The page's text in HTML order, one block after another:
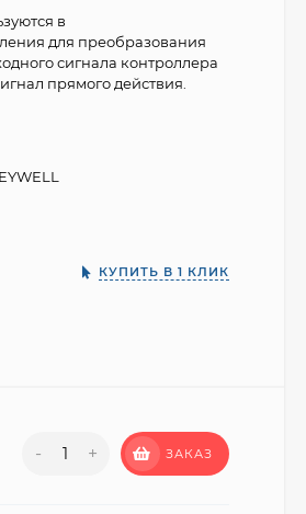
в
для преобразования
сигнала контроллера
прямого действия.
КУПИТЬ В 1 КЛИК
- + ЗАКАЗ